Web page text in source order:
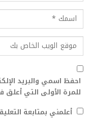
احفظ اسمي والبريد
للمرة الأولى التي أعلق
أعلمني بمتابعة